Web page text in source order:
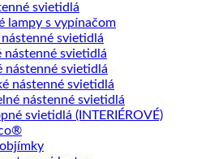
svietidlá
lampy s vypínačom
nástenné svietidlá
nástenné svietidlá
nástenné svietidlá
nástenné svietidlá
nástenné svietidlá
svietidlá (INTERIÉROVÉ)